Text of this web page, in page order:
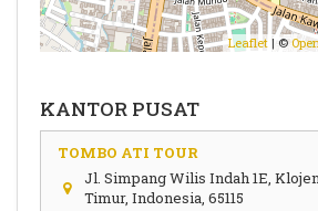
Leaflet | ©
KANTOR PUSAT
TOMBO ATI TOUR
Jl. Simpang Wilis Indah 1E,
Timur, Indonesia, 65115